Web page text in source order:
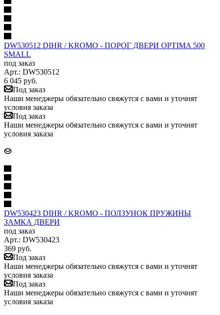
DW530512 DIHR / KROMO - ПОРОГ ДВЕРИ OPTIMA 500
SMALL
под заказ
Арт.: DW530512
6 045 руб.
Под заказ
Наши менеджеры обязательно свяжутся с вами и уточнят
условия заказа
Под заказ
Наши менеджеры обязательно свяжутся с вами и уточнят
условия заказа
DW530423 DIHR / KROMO - ПОЛЗУНОК ПРУЖИНЫ
ЗАМКА ДВЕРИ
под заказ
Арт.: DW530423
369 руб.
Под заказ
Наши менеджеры обязательно свяжутся с вами и уточнят
условия заказа
Под заказ
Наши менеджеры обязательно свяжутся с вами и уточнят
условия заказа